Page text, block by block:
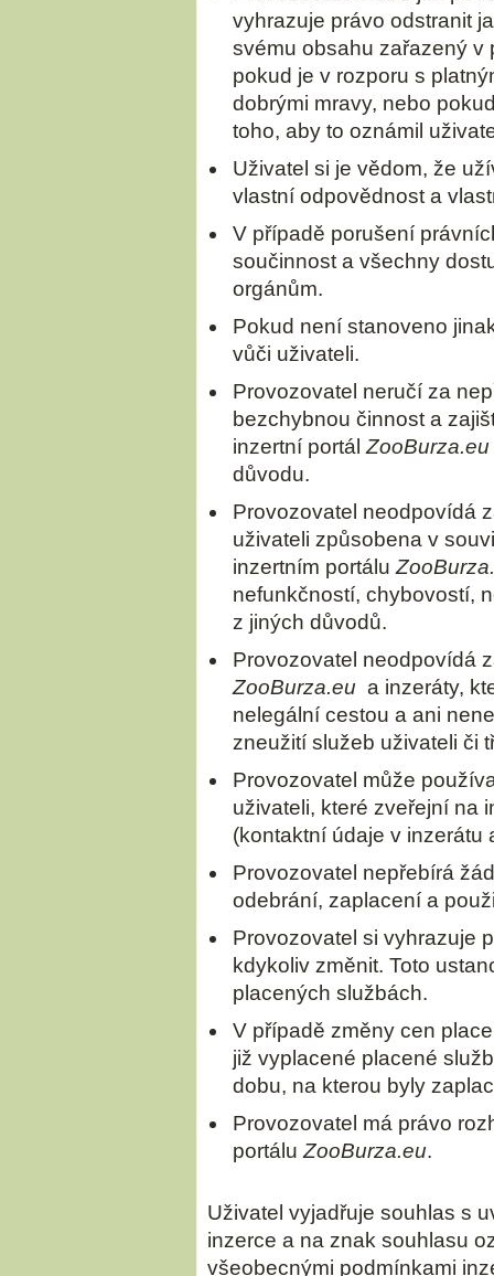
vyhrazuje právo odstranit
svému obsahu zařazený v
pokud je v rozporu s
dobrými mravy, nebo
toho, aby to oznámil
Uživatel si je vědom, že
vlastní odpovědnost a
V případě porušení
součinnost a všechny
orgánům.
Pokud není stanoveno
vůči uživateli.
Provozovatel neručí za
bezchybnou činnost a
inzertní portál ZooBurza.eu
důvodu.
Provozovatel neodpovídá
uživateli způsobena v
inzertním portálu
nefunkčností, chybovostí,
z jiných důvodů.
Provozovatel neodpovídá
ZooBurza.eu a inzeráty,
nelegální cestou a ani
zneužití služeb uživateli či
Provozovatel může
uživateli, které zveřejní na
(kontaktní údaje v inzerátu
Provozovatel nepřebírá
odebrání, zaplacení a
Provozovatel si vyhrazuje
kdykoliv změnit. Toto
placených službách.
V případě změny cen
již vyplacené placené
dobu, na kterou byly
Provozovatel má právo
portálu ZooBurza.eu.
Uživatel vyjadřuje souhlas s
inzerce a na znak souhlasu
všeobecnými podmínkami